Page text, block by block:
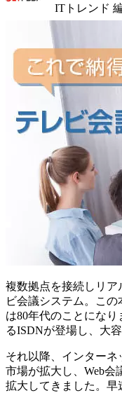
ITトレンド
複数拠点を接続しリア
ビ会議システム。こ
は80年代のことにな
るISDNが登場し、大
それ以降、インターネ
市場が拡大し、Web会
拡大してきました。早